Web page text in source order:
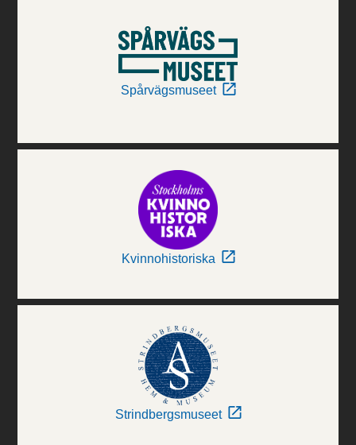
Spårvägsmuseet
Kvinnohistoriska
Strindbergsmuseet